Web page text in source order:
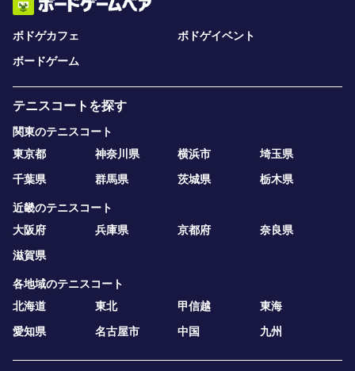
ボドゲカフェ
ボドゲイベント
ボードゲーム
テニスコートを探す
関東のテニスコート
東京都
神奈川県 横浜市
埼玉県
千葉県
群馬県 茨城県 栃木県
近畿のテニスコート
大阪府
兵庫県 京都府
奈良県
滋賀県
各地域のテニスコート
北海道
東北 甲信越
東海
愛知県
名古屋市 中国 九州